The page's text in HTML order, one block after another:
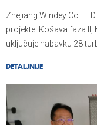
Zhejiang Windey Co.
projekte: Košava faza II,
uključuje nabavku 28
DETALJNIJE